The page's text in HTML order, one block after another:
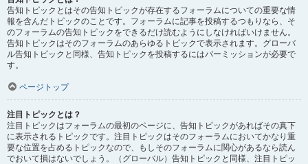
告知トピックとはその告知トピックが存在するフォーラムについての重要な情
報を含んだトピックのことです。フォーラムに記事を投稿するつもりなら、そ
のフォーラムの告知トピックをできるだけ読むようにしなければいけません。
告知トピックはそのフォーラムのあらゆるトピックで表示されます。グローバ
ル告知トピックと同様、告知トピックを投稿するにはパーミッションが必要で
す。
ページトップ
注目トピックとは？
注目トピックはフォーラムの最初のページに、告知トピックがあればその真下
に表示されるトピックです。注目トピックはそのフォーラムにおいてかなり重
要な位置を占めるトピックなので、もしそのフォーラムに関心があるなら読ん
でおいて損はないでしょう。（グローバル）告知トピックと同様、注目トピッ